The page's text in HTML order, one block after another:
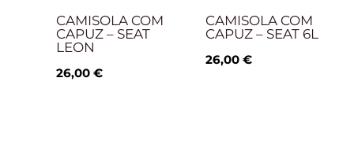
CAMISOLA COM
CAPUZ – SEAT
LEON
26,00 €
CAMISOLA COM
CAPUZ – SEAT 6L
26,00 €